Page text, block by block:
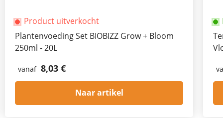
Product uitverkocht
Plantenvoeding Set BIOBIZZ Grow + Bloom
250ml - 20L
vanaf 8,03 €
Naar artikel